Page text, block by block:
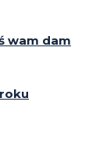
wam dam